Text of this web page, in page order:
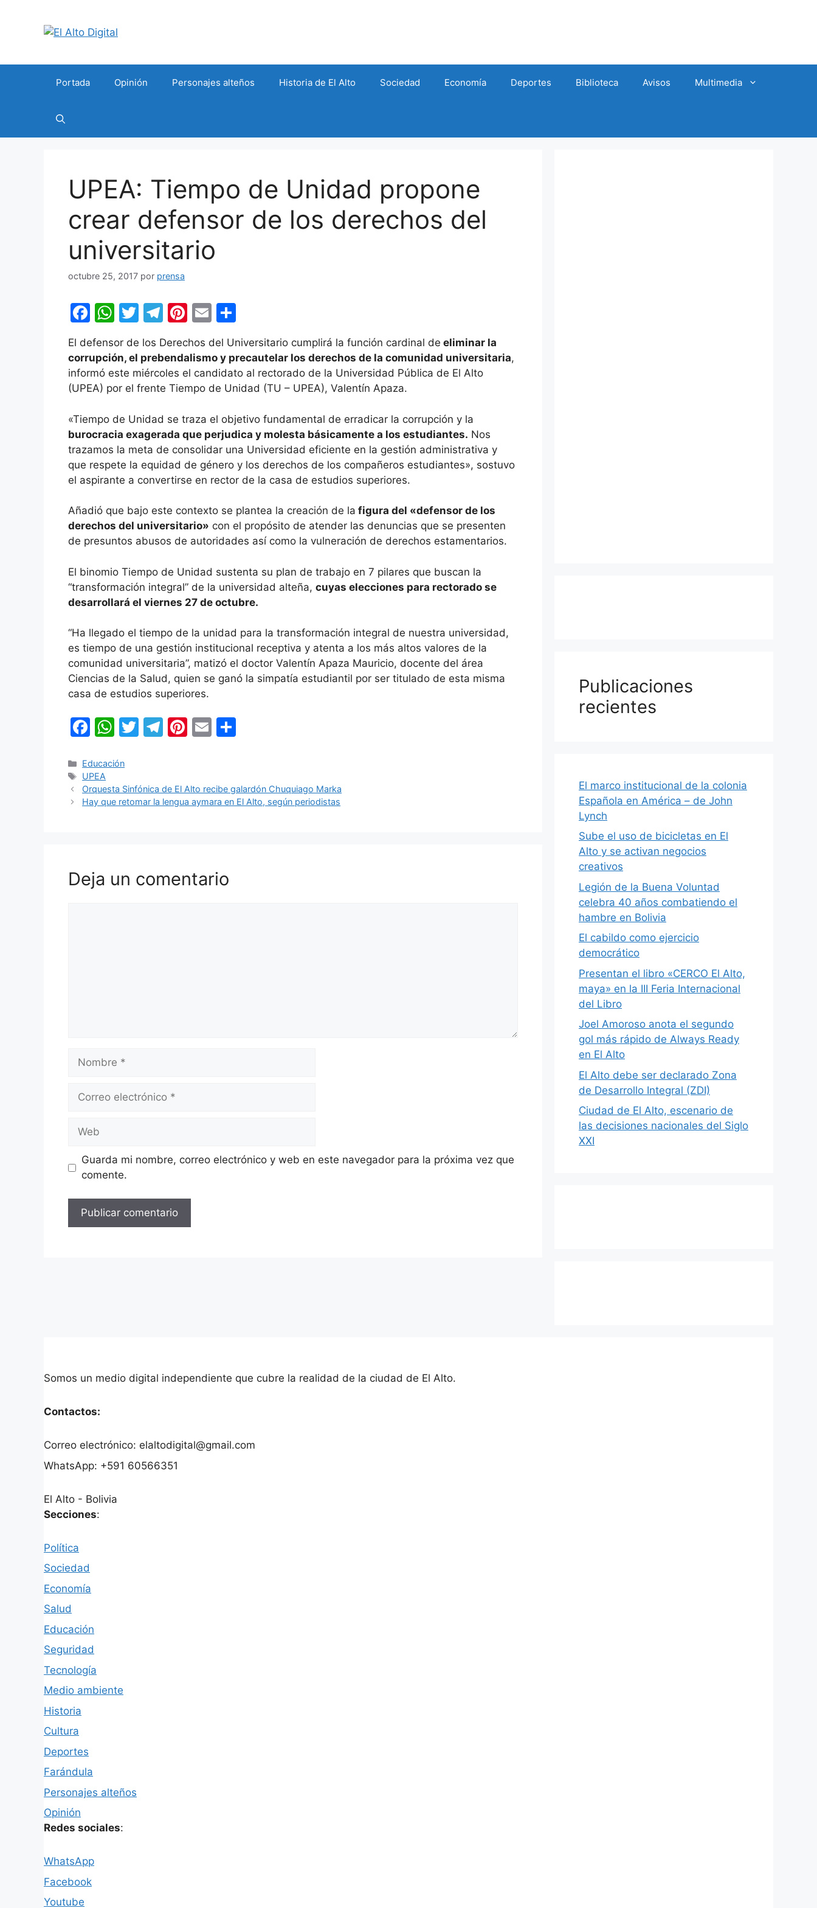
contenido
Portada Opinión Personajes alteños Historia de El Alto Sociedad Economía Deportes Biblioteca Avisos Multimedia
UPEA: Tiempo de Unidad propone
crear defensor de los derechos del
universitario
octubre 25, 2017 por prensa
F
a
c
e
b
o
k
W
at
s
A
p
p
T
w
itt
er
T
el
e
gr
a
Pi
nt
er
e
st
E
m
ai
l
o
m
p
ar
tir
El defensor de los Derechos del Universitario cumplirá la función cardinal de eliminar la
corrupción, el prebendalismo y precautelar los derechos de la comunidad universitaria,
informó este miércoles el candidato al rectorado de la Universidad Pública de El Alto
(UPEA) por el frente Tiempo de Unidad (TU – UPEA), Valentín Apaza.
«Tiempo de Unidad se traza el objetivo fundamental de erradicar la corrupción y la
burocracia exagerada que perjudica y molesta básicamente a los estudiantes. Nos
trazamos la meta de consolidar una Universidad eficiente en la gestión administrativa y
que respete la equidad de género y los derechos de los compañeros estudiantes», sostuvo
el aspirante a convertirse en rector de la casa de estudios superiores.
Añadió que bajo este contexto se plantea la creación de la figura del «defensor de los
derechos del universitario» con el propósito de atender las denuncias que se presenten
de presuntos abusos de autoridades así como la vulneración de derechos estamentarios.
El binomio Tiempo de Unidad sustenta su plan de trabajo en 7 pilares que buscan la
“transformación integral” de la universidad alteña, cuyas elecciones para rectorado se
desarrollará el viernes 27 de octubre.
“Ha llegado el tiempo de la unidad para la transformación integral de nuestra universidad,
es tiempo de una gestión institucional receptiva y atenta a los más altos valores de la
comunidad universitaria”, matizó el doctor Valentín Apaza Mauricio, docente del área
Ciencias de la Salud, quien se ganó la simpatía estudiantil por ser titulado de esta misma
casa de estudios superiores.
F
c
e
b
W
at
s
A
T
er
T
gr
a
Pi
e
st
E
l
p
ar
Categorías
Educación
Etiquetas
UPEA
Orquesta Sinfónica de El Alto recibe galardón Chuquiago Marka
Hay que retomar la lengua aymara en El Alto, según periodistas
Deja un comentario
Nombre
Correo
Web
Guarda mi nombre, correo electrónico y web en este navegador para la próxima vez que
comente.
Publicaciones
recientes
El marco institucional de la colonia
Española en América – de John
Lynch
Sube el uso de bicicletas en El
Alto y se activan negocios
creativos
Legión de la Buena Voluntad
celebra 40 años combatiendo el
hambre en Bolivia
El cabildo como ejercicio
democrático
Presentan el libro «CERCO El Alto,
maya» en la III Feria Internacional
del Libro
Joel Amoroso anota el segundo
gol más rápido de Always Ready
en El Alto
El Alto debe ser declarado Zona
de Desarrollo Integral (ZDI)
Ciudad de El Alto, escenario de
las decisiones nacionales del Siglo
XXI
Somos un medio digital independiente que cubre la realidad de la ciudad de El Alto.
Contactos:
Correo electrónico: elaltodigital@gmail.com
WhatsApp: +591 60566351
El Alto - Bolivia
Secciones:
Política
Sociedad
Economía
Salud
Educación
Seguridad
Tecnología
Medio ambiente
Historia
Cultura
Deportes
Farándula
Personajes alteños
Opinión
Redes sociales:
WhatsApp
Facebook
Youtube